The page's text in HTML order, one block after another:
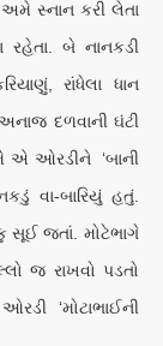
સ્નાન કરી લેતા
રહેતા. બે નાનકડી
રાંધેલા ધાન
દળવાની ઘંટી
એ ઓરડીને ‘બાની
વા-બારિયું હતું.
સૂઈ જતાં. મોટેભાગે
જ રાખવો પડતો
‘મોટાભાઈની